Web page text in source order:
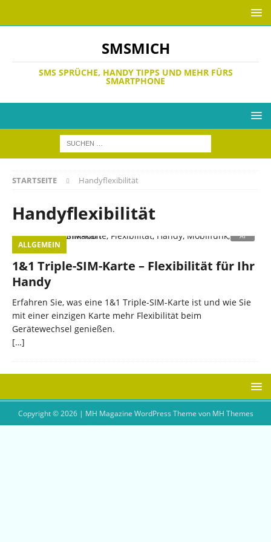
SMSMICH
SMS SPRÜCHE, HANDY TIPPS UND MEHR FÜRS
SMARTPHONE
STARTSEITE Handyflexibilität
Handyflexibilität
ALLGEMEIN
1&1 Triple-SIM-Karte – Flexibilität für Ihr
Handy
Erfahren Sie, was eine 1&1 Triple-SIM-Karte ist und wie Sie
mit einer einzigen Karte mehr Flexibilität beim
Gerätewechsel genießen.
[…]
Copyright © 2026 | MH Magazine WordPress Theme von MH Themes